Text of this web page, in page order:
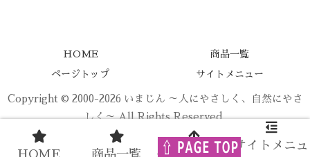
HOME 商品一覧
ページトップ サイトメニュー
Copyright © 2000-2026 いまじん ～人にやさしく、自然にやさ
しく～ All Rights Reserved.
HOME 商品一覧 ページトップ
サイトメニュ